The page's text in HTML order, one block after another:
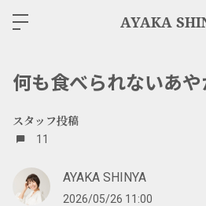
AYAKA
何も食べられないあ
スタッフ投稿
11
AYAKA SHINYA
2026/05/26 11:00